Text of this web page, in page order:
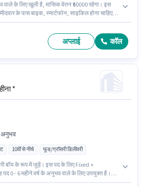
वाले के लिए खुली है, मासिक वेतन ₹50000 रहेगा। इस
के पास बाइक, स्मार्टफोन, साइकिल होना चाहिए।
सैलरी उपलब्ध है।
अप्लाई कॉल
*
अनुभव
10वीं से नीचे फूड/ग्रॉसरी डिलीवरी
बॉय के रूप में जुड़ें। इस पद के लिए Fixed +
0 - 6 महीने वर्ष के अनुभव वाले के लिए उपयुक्त है।